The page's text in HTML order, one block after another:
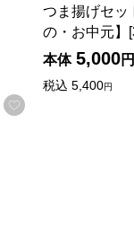
お気に入りに登録
つま揚げセッ
の・お中元
本体 5,000円
税込 5,400円